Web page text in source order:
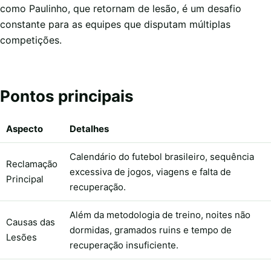
como Paulinho, que retornam de lesão, é um desafio
constante para as equipes que disputam múltiplas
competições.
Pontos principais
Aspecto Detalhes
Reclamação
Principal
Calendário do futebol brasileiro, sequência
excessiva de jogos, viagens e falta de
recuperação.
Causas das
Lesões
Além da metodologia de treino, noites não
dormidas, gramados ruins e tempo de
recuperação insuficiente.